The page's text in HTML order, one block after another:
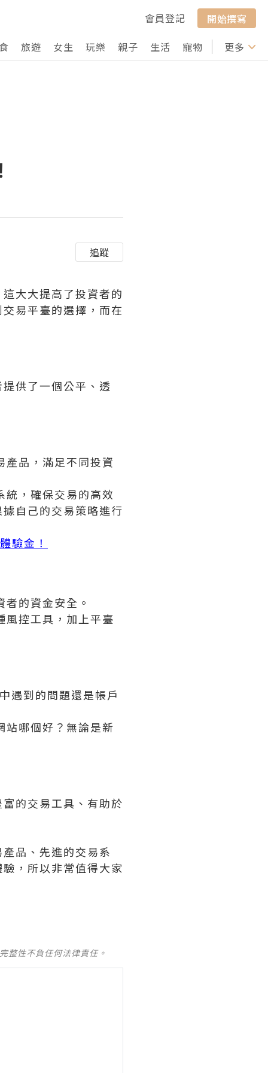
會員登記
開始撰寫
旅遊 女生 玩樂 親子 生活 寵物 行山 打卡
更多
追蹤
大大提高了投資者的
易平臺的選擇，而在
供了一個公平、透
產品，滿足不同投資
統，確保交易的高效
自己的交易策略進行
驗金！
的資金安全。
風控工具，加上平臺
遇到的問題還是帳戶
站哪個好？無論是新
的交易工具、有助於
品、先進的交易系
，所以非常值得大家
整性不負任何法律責任。